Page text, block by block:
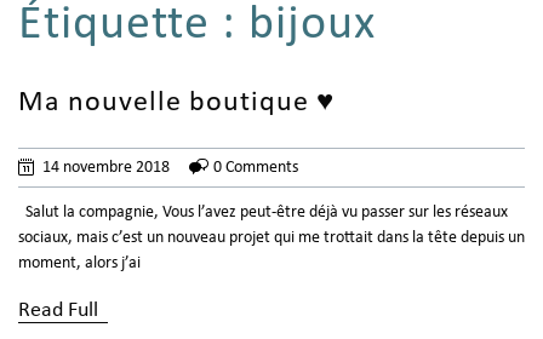
Étiquette : bijoux
Ma nouvelle boutique ♥
14 novembre 2018 0 Comments
Salut la compagnie, Vous l’avez peut-être déjà vu passer sur les réseaux
sociaux, mais c’est un nouveau projet qui me trottait dans la tête depuis un
moment, alors j’ai
Read Full